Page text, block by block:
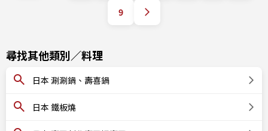
9
尋找其他類別／料理
日本 涮涮鍋、壽喜鍋
日本 鐵板燒